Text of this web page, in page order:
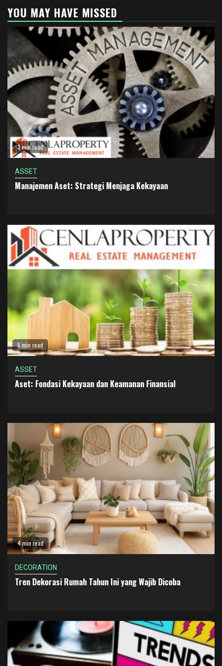
YOU MAY HAVE MISSED
3 min read
ASSET
Manajemen Aset: Strategi Menjaga Kekayaan
5 min read
ASSET
Aset: Fondasi Kekayaan dan Keamanan Finansial
4 min read
DECORATION
Tren Dekorasi Rumah Tahun Ini yang Wajib Dicoba